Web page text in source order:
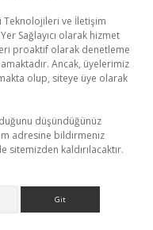
Teknolojileri ve İletişim
Sağlayıcı olarak hizmet
proaktif olarak denetleme
Ancak, üyelerimiz
olup, siteye üye olarak
düşündüğünüz
adresine bildirmeniz
kaldırılacaktır.